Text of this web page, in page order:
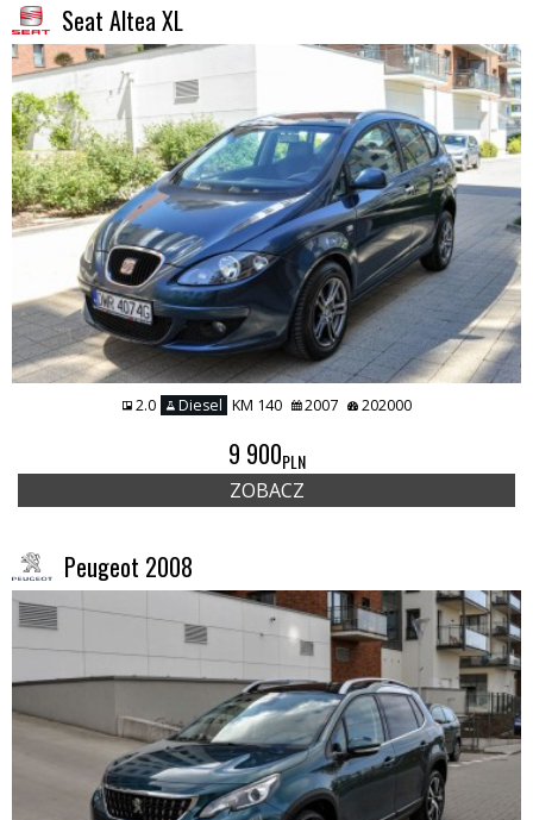
Seat Altea XL
2.0 Diesel KM 140 2007 202000
9 900PLN
ZOBACZ
Peugeot 2008